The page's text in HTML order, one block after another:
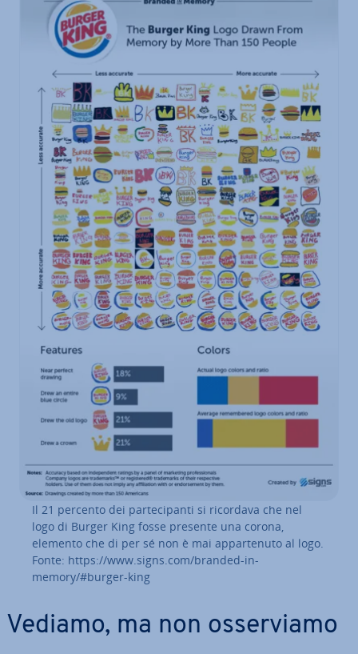
Il 21 percento dei par­te­ci­pan­ti si ricordava che nel
logo di Burger King fosse presente una corona,
elemento che di per sé non è mai ap­par­te­nu­to al logo.
Fonte: https://www.signs.com/branded-in-
memory/#burger-king
Vediamo, ma non os­ser­via­mo